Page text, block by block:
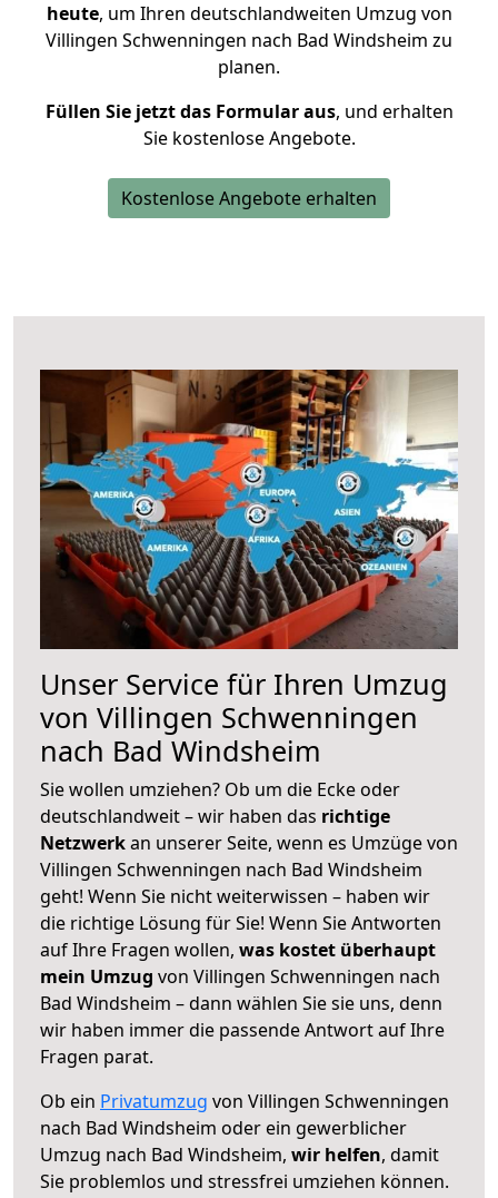
heute, um Ihren deutschlandweiten Umzug von
Villingen Schwenningen nach Bad Windsheim zu
planen.
Füllen Sie jetzt das Formular aus, und erhalten
Sie kostenlose Angebote.
Kostenlose Angebote erhalten
Unser Service für Ihren Umzug
von Villingen Schwenningen
nach Bad Windsheim
Sie wollen umziehen? Ob um die Ecke oder
deutschlandweit – wir haben das richtige
Netzwerkan unserer Seite, wenn es Umzüge von
Villingen Schwenningen nach Bad Windsheim
geht! Wenn Sie nicht weiterwissen – haben wir
die richtige Lösung für Sie! Wenn Sie Antworten
auf Ihre Fragen wollen, was kostet überhaupt
mein Umzug von Villingen Schwenningen nach
Bad Windsheim – dann wählen Sie sie uns, denn
wir haben immer die passende Antwort auf Ihre
Fragen parat.
Ob ein Privatumzug von Villingen Schwenningen
nach Bad Windsheim oder ein gewerblicher
Umzug nach Bad Windsheim, wir helfen, damit
Sie problemlos und stressfrei umziehen können.